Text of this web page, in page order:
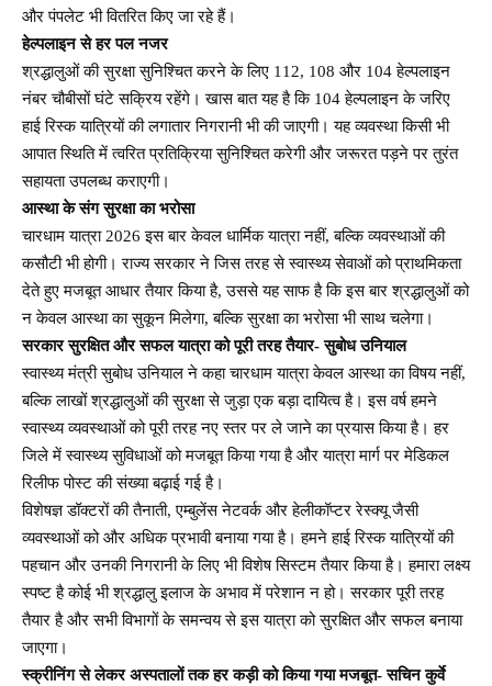
और पंपलेट भी वितरित किए जा रहे हैं।
हेल्पलाइन से हर पल नजर
श्रद्धालुओं की सुरक्षा सुनिश्चित करने के लिए 112, 108 और 104 हेल्पलाइन
नंबर चौबीसों घंटे सक्रिय रहेंगे। खास बात यह है कि 104 हेल्पलाइन के जरिए
हाई रिस्क यात्रियों की लगातार निगरानी भी की जाएगी। यह व्यवस्था किसी भी
आपात स्थिति में त्वरित प्रतिक्रिया सुनिश्चित करेगी और जरूरत पड़ने पर तुरंत
सहायता उपलब्ध कराएगी।
आस्था के संग सुरक्षा का भरोसा
चारधाम यात्रा 2026 इस बार केवल धार्मिक यात्रा नहीं, बल्कि व्यवस्थाओं की
कसौटी भी होगी। राज्य सरकार ने जिस तरह से स्वास्थ्य सेवाओं को प्राथमिकता
देते हुए मजबूत आधार तैयार किया है, उससे यह साफ है कि इस बार श्रद्धालुओं को
न केवल आस्था का सुकून मिलेगा, बल्कि सुरक्षा का भरोसा भी साथ चलेगा।
सरकार सुरक्षित और सफल यात्रा को पूरी तरह तैयार- सुबोध उनियाल
स्वास्थ्य मंत्री सुबोध उनियाल ने कहा चारधाम यात्रा केवल आस्था का विषय नहीं,
बल्कि लाखों श्रद्धालुओं की सुरक्षा से जुड़ा एक बड़ा दायित्व है। इस वर्ष हमने
स्वास्थ्य व्यवस्थाओं को पूरी तरह नए स्तर पर ले जाने का प्रयास किया है। हर
जिले में स्वास्थ्य सुविधाओं को मजबूत किया गया है और यात्रा मार्ग पर मेडिकल
रिलीफ पोस्ट की संख्या बढ़ाई गई है।
विशेषज्ञ डॉक्टरों की तैनाती, एम्बुलेंस नेटवर्क और हेलीकॉप्टर रेस्क्यू जैसी
व्यवस्थाओं को और अधिक प्रभावी बनाया गया है। हमने हाई रिस्क यात्रियों की
पहचान और उनकी निगरानी के लिए भी विशेष सिस्टम तैयार किया है। हमारा लक्ष्य
स्पष्ट है कोई भी श्रद्धालु इलाज के अभाव में परेशान न हो। सरकार पूरी तरह
तैयार है और सभी विभागों के समन्वय से इस यात्रा को सुरक्षित और सफल बनाया
जाएगा।
स्क्रीनिंग से लेकर अस्पतालों तक हर कड़ी को किया गया मजबूत- सचिन कुर्वे